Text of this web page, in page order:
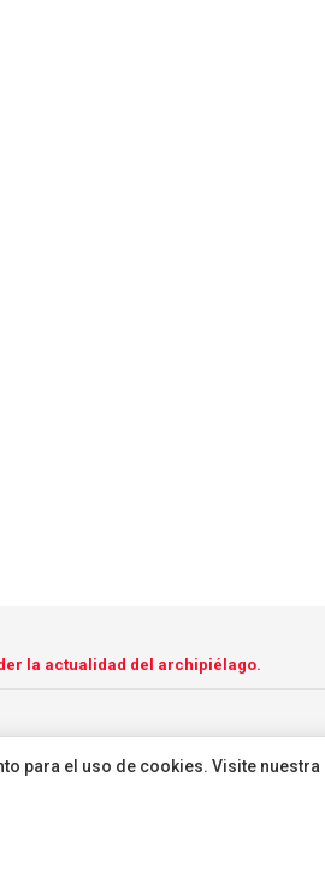
la actualidad del archipiélago.
para el uso de cookies. Visite nuestra